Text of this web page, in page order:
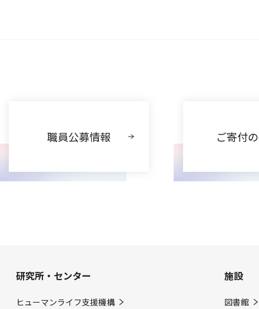
職員公募情報 ご寄付
研究所・センター
ヒューマンライフ支援機構
施設
図書館